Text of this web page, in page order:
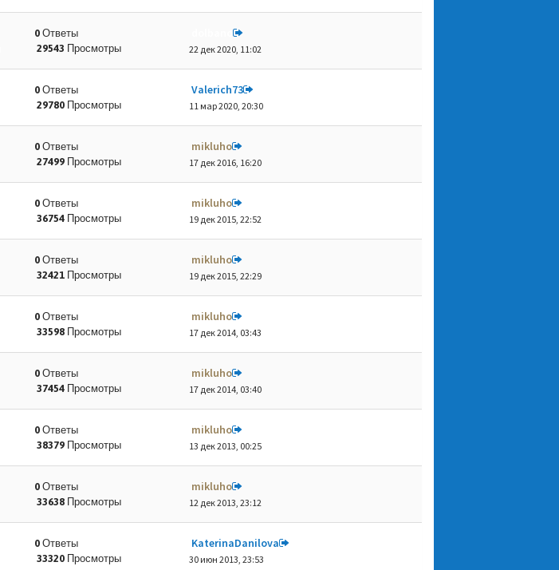
0 Ответы
29543 Просмотры
22 дек 2020, 11:02
0 Ответы
29780 Просмотры
Valerich73
11 мар 2020, 20:30
0 Ответы
27499 Просмотры
mikluho
17 дек 2016, 16:20
0 Ответы
36754 Просмотры
mikluho
19 дек 2015, 22:52
0 Ответы
32421 Просмотры
mikluho
19 дек 2015, 22:29
0 Ответы
33598 Просмотры
mikluho
17 дек 2014, 03:43
0 Ответы
37454 Просмотры
mikluho
17 дек 2014, 03:40
0 Ответы
38379 Просмотры
mikluho
13 дек 2013, 00:25
0 Ответы
33638 Просмотры
mikluho
12 дек 2013, 23:12
0 Ответы
33320 Просмотры
KaterinaDanilova
30 июн 2013, 23:53